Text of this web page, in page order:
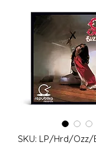
SKU: LP/Hrd/Ozz/